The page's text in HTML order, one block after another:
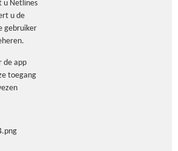
u Netlines
u de
gebruiker
de app
toegang